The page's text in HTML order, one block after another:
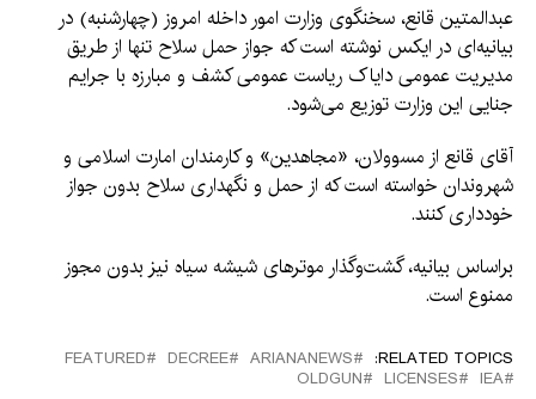
عبدالمتین قانع، سخنگوی وزارت امور داخله امروز (چهارشنبه) در
بیانیه‌ای در ایکس نوشته است که جواز حمل سلاح تنها از طریق
مدیریت عمومی دایاک ریاست عمومی کشف و مبارزه با جرایم
جنایی این وزارت توزیع می‌شود.
آقای قانع از مسوولان، «مجاهدین» و کارمندان امارت اسلامی و
شهروندان خواسته است که از حمل و نگهداری سلاح بدون جواز
خودداری کنند.
براساس بیانیه، گشت‌وگذار موترهای شیشه‌‌ سیاه نیز بدون مجوز
ممنوع است.
RELATED TOPICS:
ARIANANEWS
DECREE
FEATURED
IEA
LICENSES
OLDGUN